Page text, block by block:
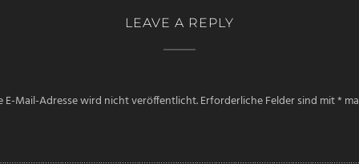
LEAVE A REPLY
E-Mail-Adresse wird nicht veröffentlicht.Erforderliche Felder sind mit*